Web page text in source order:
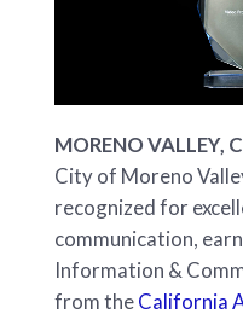
MORENO VALLEY,
City of Moreno
recognized for
communication,
Information &
from theCalifornia